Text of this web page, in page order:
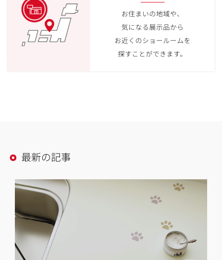
お住まいの地域や、
気になる展示品から
お近くのショールームを
探すことができます。
最新の記事